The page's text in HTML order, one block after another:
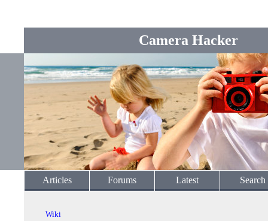
Camera Hacker
Articles Forums Latest Search
Wiki